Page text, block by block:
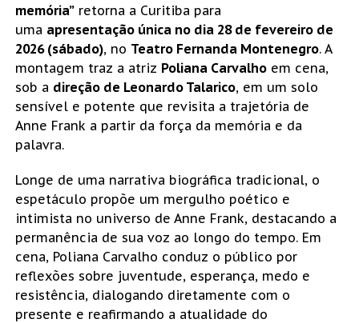
memória”retorna a Curitiba para
uma apresentação única no dia 28 de fevereiro de
2026 (sábado), no Teatro Fernanda Montenegro. A
montagem traz a atriz Poliana Carvalhoem cena,
sob a direção de Leonardo Talarico, em um solo
sensível e potente que revisita a trajetória de
Anne Frank a partir da força da memória e da
palavra.
Longe de uma narrativa biográfica tradicional, o
espetáculo propõe um mergulho poético e
intimista no universo de Anne Frank, destacando a
permanência de sua voz ao longo do tempo. Em
cena, Poliana Carvalho conduz o público por
reflexões sobre juventude, esperança, medo e
resistência, dialogando diretamente com o
presente e reafirmando a atualidade do